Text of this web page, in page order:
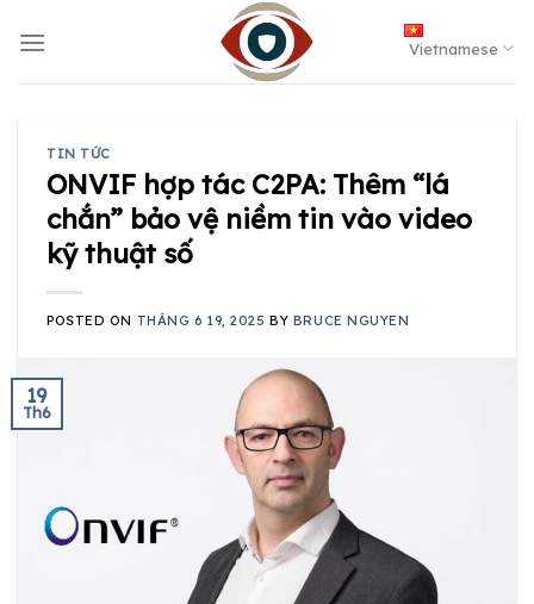
Vietnamese
TIN TỨC
ONVIF hợp tác C2PA: Thêm “lá
chắn” bảo vệ niềm tin vào video
kỹ thuật số
POSTED ON THÁNG 6 19, 2025 BY BRUCE NGUYEN
19
Th6